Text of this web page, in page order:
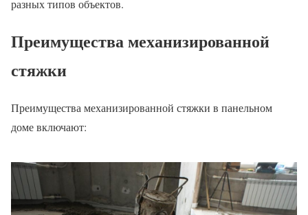
разных типов объектов.
Преимущества механизированной
стяжки
Преимущества механизированной стяжки в панельном
доме включают: